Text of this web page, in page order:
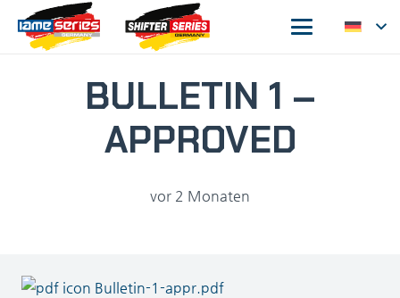
BULLETIN 1 –
APPROVED
vor 2 Monaten
Bulletin-1-appr.pdf